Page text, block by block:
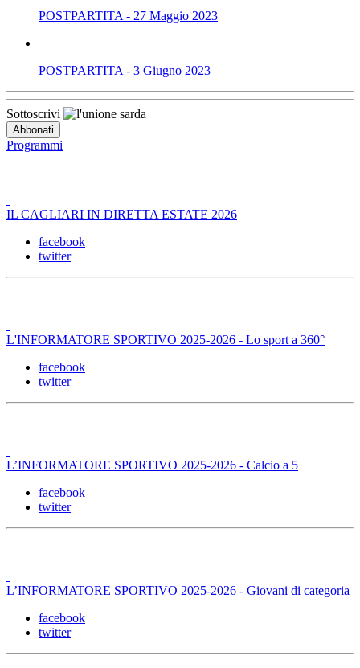
POSTPARTITA - 27 Maggio 2023
POSTPARTITA - 3 Giugno 2023
Sottoscrivi
Programmi
IL CAGLIARI IN DIRETTA ESTATE 2026
facebook
twitter
L'INFORMATORE SPORTIVO 2025-2026 - Lo sport a 360°
facebook
twitter
L’INFORMATORE SPORTIVO 2025-2026 - Calcio a 5
facebook
twitter
L’INFORMATORE SPORTIVO 2025-2026 - Giovani di categoria
facebook
twitter